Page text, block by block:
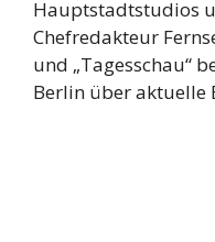
Hauptstadtstudios
Chefredakteur
und „Tagesschau“
Berlin über aktuelle